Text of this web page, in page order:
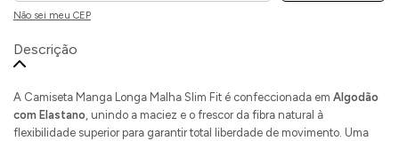
Não sei meu CEP
Descrição
A Camiseta Manga Longa Malha Slim Fit é confeccionada em Algodão
com Elastano, unindo a maciez e o frescor da fibra natural à
flexibilidade superior para garantir total liberdade de movimento. Uma